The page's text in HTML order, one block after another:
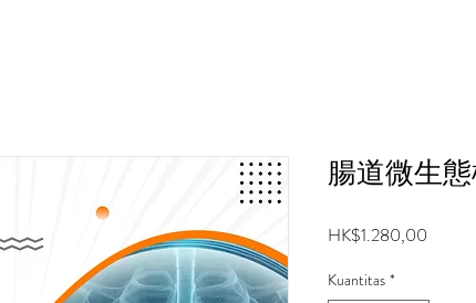
腸道微生
HK$1.280,00
Kuantitas *